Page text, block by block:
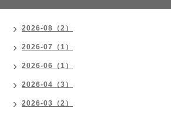
2026-08（2）
2026-07（1）
2026-06（1）
2026-04（3）
2026-03（2）